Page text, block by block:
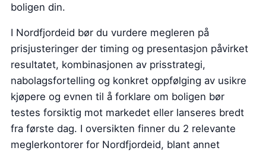
boligen din.
I Nordfjordeid bør du vurdere megleren på
prisjusteringer der timing og presentasjon påvirket
resultatet, kombinasjonen av prisstrategi,
nabolagsfortelling og konkret oppfølging av usikre
kjøpere og evnen til å forklare om boligen bør
testes forsiktig mot markedet eller lanseres bredt
fra første dag. I oversikten finner du 2 relevante
meglerkontorer for Nordfjordeid, blant annet